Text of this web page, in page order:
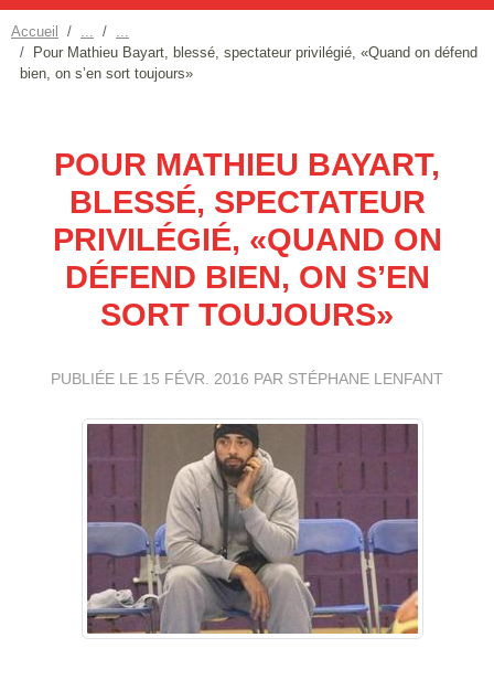
Accueil
Pour Mathieu Bayart, blessé, spectateur privilégié, «Quand on défend
bien, on s’en sort toujours»
POUR MATHIEU BAYART,
BLESSÉ, SPECTATEUR
PRIVILÉGIÉ, «QUAND ON
DÉFEND BIEN, ON S’EN
SORT TOUJOURS»
PUBLIÉE LE 15 FÉVR. 2016 PAR STÉPHANE LENFANT